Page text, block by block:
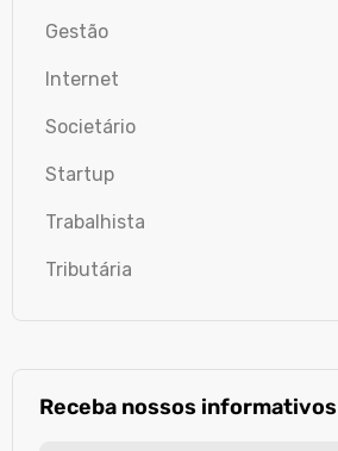
Gestão
Internet
Societário
Startup
Trabalhista
Tributária
Receba nossos informativos